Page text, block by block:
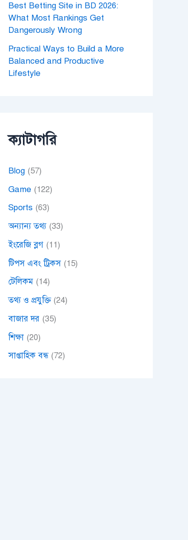
Best Betting Site in BD 2026:
What Most Rankings Get
Dangerously Wrong
Practical Ways to Build a More
Balanced and Productive
Lifestyle
ক্যাটাগরি
Blog (57)
Game (122)
Sports (63)
অন্যান্য তথ্য (33)
ইংরেজি ব্লগ (11)
টিপস এবং ট্রিকস (15)
টেলিকম (14)
তথ্য ও প্রযুক্তি(24)
বাজার দর (35)
শিক্ষা (20)
সাপ্তাহিক বন্ধ(72)